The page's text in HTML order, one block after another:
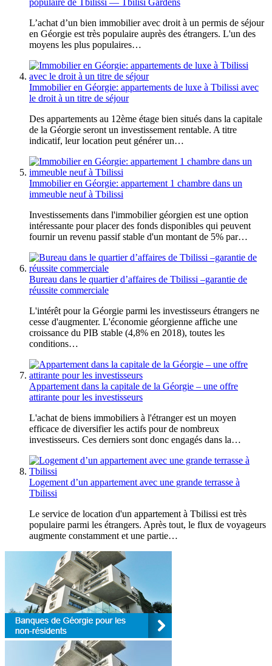
populaire de Tbilissi — Tbilisi Gardens
L’achat d’un bien immobilier avec droit à un permis de séjour
en Géorgie est très populaire auprès des étrangers. L'un des
moyens les plus populaires…
Immobilier en Géorgie: appartements de luxe à Tbilissi avec
le droit à un titre de séjour
Des appartements au 12ème étage bien situés dans la capitale
de la Géorgie seront un investissement rentable. A titre
indicatif, leur location peut générer un…
Immobilier en Géorgie: appartement 1 chambre dans un
immeuble neuf à Tbilissi
Investissements dans l'immobilier géorgien est une option
intéressante pour placer des fonds disponibles qui peuvent
fournir un revenu passif stable d'un montant de 5% par…
Bureau dans le quartier d’affaires de Tbilissi –garantie de
réussite commerciale
L'intérêt pour la Géorgie parmi les investisseurs étrangers ne
cesse d'augmenter. L'économie géorgienne affiche une
croissance du PIB stable (4,8% en 2018), toutes les
conditions…
Appartement dans la capitale de la Géorgie – une offre
attirante pour les investisseurs
L'achat de biens immobiliers à l'étranger est un moyen
efficace de diversifier les actifs pour de nombreux
investisseurs. Ces derniers sont donc engagés dans la…
Logement d’un appartement avec une grande terrasse à
Tbilissi
Le service de location d'un appartement à Tbilissi est très
populaire parmi les étrangers. Après tout, le flux de voyageurs
augmente constamment et une partie…